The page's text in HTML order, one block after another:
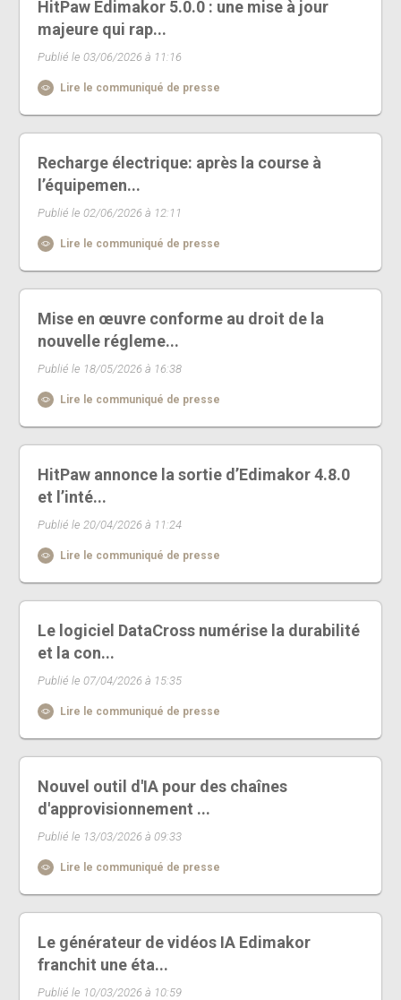
HitPaw Edimakor 5.0.0 : une mise à jour
majeure qui rap...
Publié le 03/06/2026 à 11:16
Lire le communiqué de presse
Recharge électrique: après la course à
l’équipemen...
Publié le 02/06/2026 à 12:11
Lire le communiqué de presse
Mise en œuvre conforme au droit de la
nouvelle régleme...
Publié le 18/05/2026 à 16:38
Lire le communiqué de presse
HitPaw annonce la sortie d’Edimakor 4.8.0
et l’inté...
Publié le 20/04/2026 à 11:24
Lire le communiqué de presse
Le logiciel DataCross numérise la durabilité
et la con...
Publié le 07/04/2026 à 15:35
Lire le communiqué de presse
Nouvel outil d'IA pour des chaînes
d'approvisionnement ...
Publié le 13/03/2026 à 09:33
Lire le communiqué de presse
Le générateur de vidéos IA Edimakor
franchit une éta...
Publié le 10/03/2026 à 10:59